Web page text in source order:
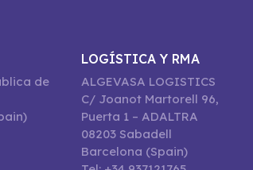
de
LOGÍSTICA Y RMA
ALGEVASA LOGISTICS
C/ Joanot Martorell 96,
Puerta 1 – ADALTRA
08203 Sabadell
Barcelona (Spain)